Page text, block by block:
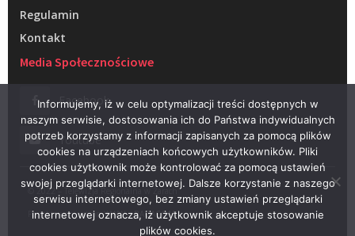
Regulamin
Kontakt
Media Społecznościowe
Facebook
Youtube
© 2022 – Telewizja Regionalna w Żarach
Projektowanie stron WWW –RAGACOM
Informujemy, iż w celu optymalizacji treści dostępnych w
naszym serwisie, dostosowania ich do Państwa indywidualnych
potrzeb korzystamy z informacji zapisanych za pomocą plików
cookies na urządzeniach końcowych użytkowników. Pliki
cookies użytkownik może kontrolować za pomocą ustawień
swojej przeglądarki internetowej. Dalsze korzystanie z naszego
serwisu internetowego, bez zmiany ustawień przeglądarki
internetowej oznacza, iż użytkownik akceptuje stosowanie
plików cookies.